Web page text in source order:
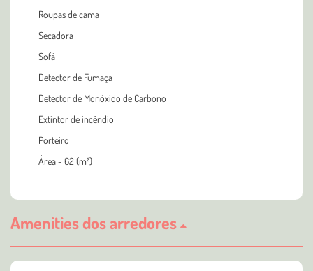
Roupas de cama
Secadora
Sofá
Detector de Fumaça
Detector de Monóxido de Carbono
Extintor de incêndio
Porteiro
Área - 62 (m²)
Amenities dos arredores